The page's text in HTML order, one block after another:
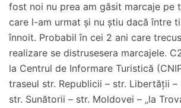
fost noi nu prea am găsit marcaje pe
care l-am urmat și nu știu dacă între
înnoit. Probabil în cei 2 ani care
realizare se distrusesera marcajele.
la Centrul de Informare Turistică
traseul str. Republicii – str. Libertății –
str. Sunătorii – str. Moldovei – „la